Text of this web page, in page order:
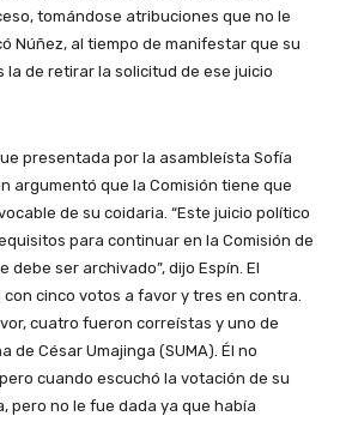
tomándose atribuciones que no le
Núñez, al tiempo de manifestar que su
la de retirar la solicitud de ese juicio
presentada por la asambleísta Sofía
argumentó que la Comisión tiene que
de su coidaria. “Este juicio político
para continuar en la Comisión de
debe ser archivado”, dijo Espín. El
cinco votos a favor y tres en contra.
cuatro fueron correístas y uno de
de César Umajinga (SUMA). Él no
cuando escuchó la votación de su
pero no le fue dada ya que había